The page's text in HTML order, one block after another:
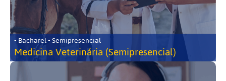
• Bacharel • Semipresencial
Medicina Veterinária (Semipresencial)